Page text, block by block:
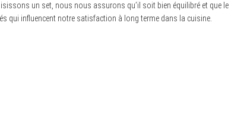
un set, nous nous assurons qu’il soit bien équilibré et que le
qui influencent notre satisfaction à long terme dans la cuisine.